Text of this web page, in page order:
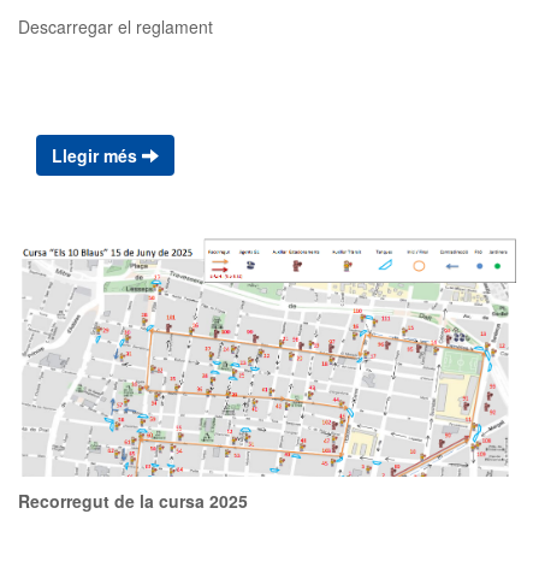
Descarregar el reglament
Llegir més
Recorregut de la cursa 2025